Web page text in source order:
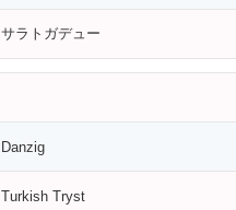
サラトガデュー
Danzig
Turkish Tryst